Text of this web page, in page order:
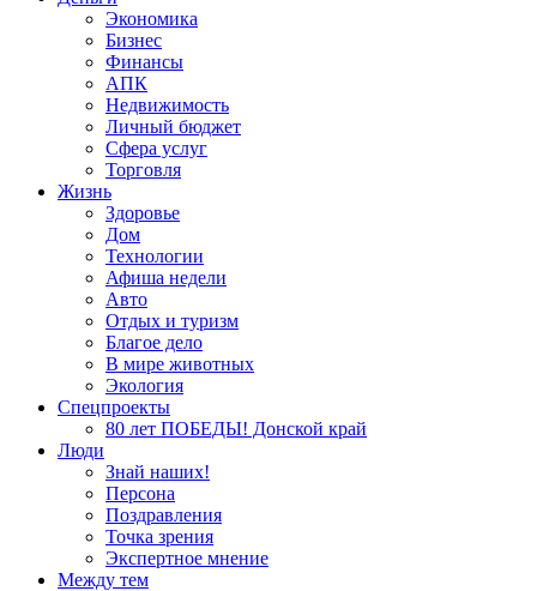
Экономика
Бизнес
Финансы
АПК
Недвижимость
Личный бюджет
Сфера услуг
Торговля
Жизнь
Здоровье
Дом
Технологии
Афиша недели
Авто
Отдых и туризм
Благое дело
В мире животных
Экология
Спецпроекты
80 лет ПОБЕДЫ! Донской край
Люди
Знай наших!
Персона
Поздравления
Точка зрения
Экспертное мнение
Между тем